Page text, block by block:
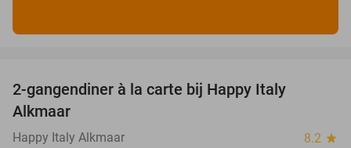
2-gangendiner à la carte bij Happy Italy
Alkmaar
Happy Italy Alkmaar 8.2 star